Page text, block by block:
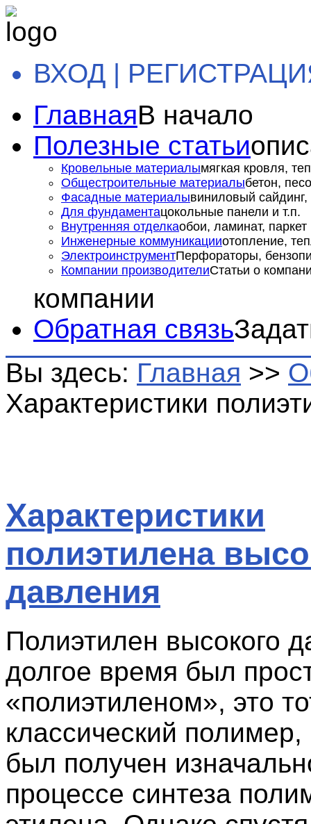
ВХОД |
ГлавнаяВ начало
Полезные статьи
Кровельные материалымягкая кровля,
Общестроительные материалыбетон,
Фасадные материалывиниловый сайдинг,
Для фундаментацокольные панели и т.п.
Внутренняя отделкаобои, ламинат, паркет
Инженерные коммуникацииотопление,
ЭлектроинструментПерфораторы,
Компании производителиСтатьи о
компании
Обратная связь
Вы здесь: Главная >>
Характеристики
Характеристики
полиэтилена
давления
Полиэтилен высокого
долгое время был
«полиэтиленом», это
классический полимер,
был получен
процессе синтеза